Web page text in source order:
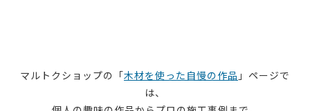
マルトクショップの「 木材を使った自慢の作品 」ページで
は、